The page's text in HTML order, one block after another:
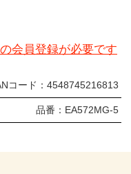
会員登録が必要です
コード： 4548745216813
品番： EA572MG-5